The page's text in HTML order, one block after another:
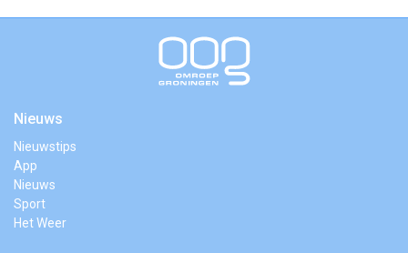
Nieuws
Nieuwstips
App
Nieuws
Sport
Het Weer